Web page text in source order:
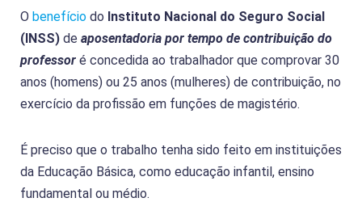
O benefício do Instituto Nacional do Seguro Social
(INSS) de aposentadoria por tempo de contribuição do
professor é concedida ao trabalhador que comprovar 30
anos (homens) ou 25 anos (mulheres) de contribuição, no
exercício da profissão em funções de magistério.
É preciso que o trabalho tenha sido feito em instituições
da Educação Básica, como educação infantil, ensino
fundamental ou médio.